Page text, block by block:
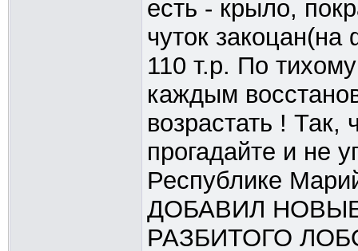
есть - крыло,
чуток
110 т.р. По
каждым
возрастать ! Так,
прогадайте и не
Республике
ДОБАВИЛ
РАЗБИТОГО